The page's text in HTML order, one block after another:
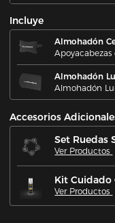
Incluye
Almohadón
Almohadón
Almohadón
Accesorios
Set Ruedas
Ver Productos
Kit Cuidado
Ver Productos